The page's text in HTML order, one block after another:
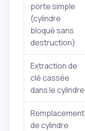
porte simple
(cylindre
bloqué sans
destruction)
Extraction de
clé cassée
dans le cylindre
Remplacement
de cylindre